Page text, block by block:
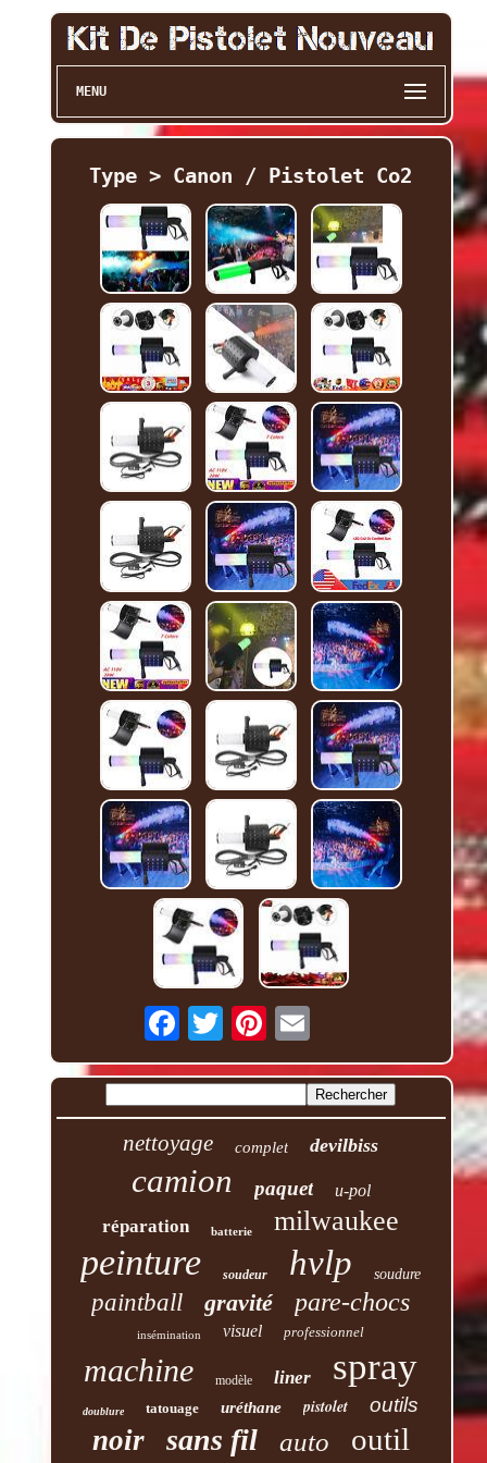
MENU
Type > Canon / Pistolet Co2
nettoyage complet devilbiss
camion paquet u-pol
réparation batterie milwaukee
peinture soudeur hvlp soudure
paintball gravité pare-chocs
insémination visuel professionnel
machine modèle liner spray
doublure tatouage uréthane pistolet outils
noir sans fil auto outil